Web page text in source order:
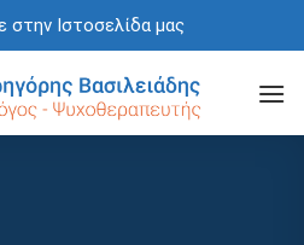
Ιστοσελίδα μας